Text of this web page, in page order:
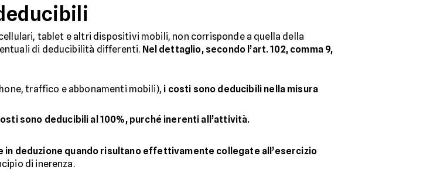
tablet e altri dispositivi mobili, non corrisponde a quella della
di deducibilità differenti. Nel dettaglio, secondo l’art. 102, comma 9,
traffico e abbonamenti mobili), i costi sono deducibili nella misura
sono deducibili al 100%, purché inerenti all’attività.
deduzione quando risultano effettivamente collegate all’esercizio
di inerenza.